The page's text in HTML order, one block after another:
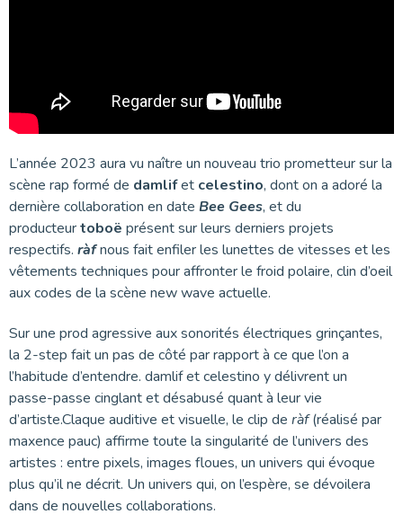
L’année 2023 aura vu naître un nouveau trio prometteur sur la
scène rap formé de damlifet celestino, dont on a adoré la
dernière collaboration en date Bee Gees, et du
producteurtoboë présent sur leurs derniers projets
respectifs. ràfnous fait enfiler les lunettes de vitesses et les
vêtements techniques pour affronter le froid polaire, clin d’oeil
aux codes de la scène new wave actuelle.
Sur une prod agressive aux sonorités électriques grinçantes,
la 2-step fait un pas de côté par rapport à ce que l’on a
l’habitude d’entendre. damlif et celestino y délivrent un
passe-passe cinglant et désabusé quant à leur vie
d’artiste.Claque auditive et visuelle, le clip de ràf(réalisé par
maxence pauc) affirme toute la singularité de l’univers des
artistes : entre pixels, images floues, un univers qui évoque
plus qu’il ne décrit. Un univers qui, on l’espère, se dévoilera
dans de nouvelles collaborations.